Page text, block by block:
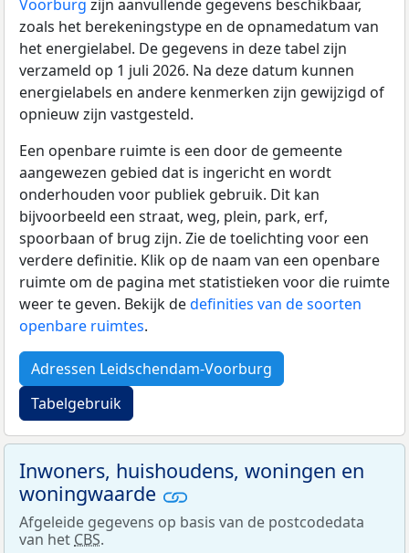
Voorburg zijn aanvullende gegevens beschikbaar,
zoals het berekeningstype en de opnamedatum van
het energielabel. De gegevens in deze tabel zijn
verzameld op 1 juli 2026. Na deze datum kunnen
energielabels en andere kenmerken zijn gewijzigd of
opnieuw zijn vastgesteld.
Een openbare ruimte is een door de gemeente
aangewezen gebied dat is ingericht en wordt
onderhouden voor publiek gebruik. Dit kan
bijvoorbeeld een straat, weg, plein, park, erf,
spoorbaan of brug zijn. Zie de toelichting voor een
verdere definitie. Klik op de naam van een openbare
ruimte om de pagina met statistieken voor die ruimte
weer te geven. Bekijk dedefinities van de soorten
openbare ruimtes.
Adressen Leidschendam-Voorburg
Tabelgebruik
Inwoners, huishoudens, woningen en
woningwaarde
Afgeleide gegevens op basis van de postcodedata
van het CBS.